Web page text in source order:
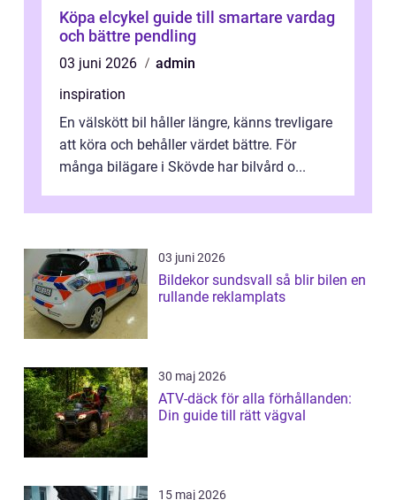
Köpa elcykel guide till smartare vardag
och bättre pendling
03 juni 2026
admin
inspiration
En välskött bil håller längre, känns trevligare
att köra och behåller värdet bättre. För
många bilägare i Skövde har bilvård o...
03 juni 2026
Bildekor sundsvall så blir bilen en
rullande reklamplats
30 maj 2026
ATV-däck för alla förhållanden:
Din guide till rätt vägval
15 maj 2026